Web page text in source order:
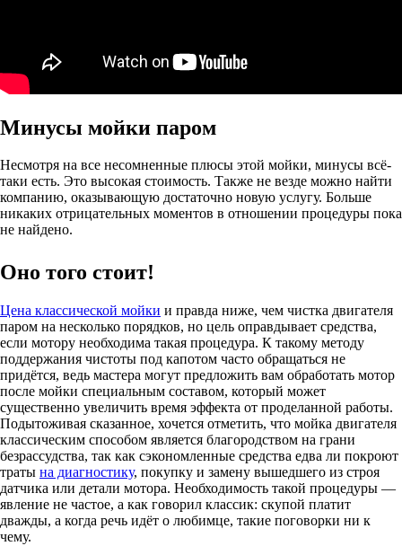
Минусы мойки паром
Несмотря на все несомненные плюсы этой мойки, минусы всё-
таки есть. Это высокая стоимость. Также не везде можно найти
компанию, оказывающую достаточно новую услугу. Больше
никаких отрицательных моментов в отношении процедуры пока
не найдено.
Оно того стоит!
Цена классической мойки и правда ниже, чем чистка двигателя
паром на несколько порядков, но цель оправдывает средства,
если мотору необходима такая процедура. К такому методу
поддержания чистоты под капотом часто обращаться не
придётся, ведь мастера могут предложить вам обработать мотор
после мойки специальным составом, который может
существенно увеличить время эффекта от проделанной работы.
Подытоживая сказанное, хочется отметить, что мойка двигателя
классическим способом является благородством на грани
безрассудства, так как сэкономленные средства едва ли покроют
траты на диагностику, покупку и замену вышедшего из строя
датчика или детали мотора. Необходимость такой процедуры —
явление не частое, а как говорил классик: скупой платит
дважды, а когда речь идёт о любимце, такие поговорки ни к
чему.